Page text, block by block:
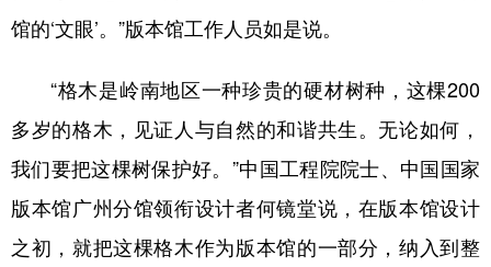
馆的‘文眼’。”版本馆工作人员如是说。
“格木是岭南地区一种珍贵的硬材树种，这棵200
多岁的格木，见证人与自然的和谐共生。无论如何，
我们要把这棵树保护好。”中国工程院院士、中国国家
版本馆广州分馆领衔设计者何镜堂说，在版本馆设计
之初，就把这棵格木作为版本馆的一部分，纳入到整